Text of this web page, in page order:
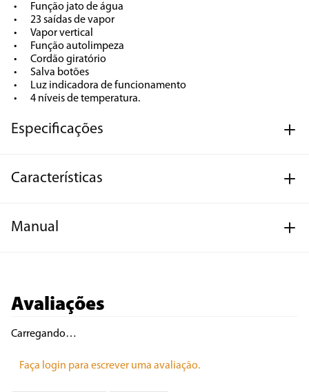
•	Função jato de água
•	23 saídas de vapor
•	Vapor vertical
•	Função autolimpeza
•	Cordão giratório
•	Salva botões
•	Luz indicadora de funcionamento
•	4 níveis de temperatura.
Especificações
Características
Manual
Avaliações
Carregando…
Faça login para escrever uma avaliação.